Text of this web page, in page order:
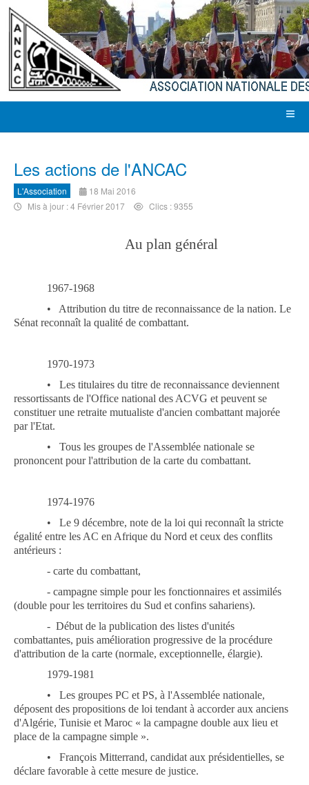
Les actions de l'ANCAC
L'Association
18 Mai 2016
Mis à jour : 4 Février 2017
Clics : 9355
Au plan général
1967-1968
•
Attribution du titre de reconnaissance de la nation. Le
Sénat reconnaît la qualité de combattant.
1970-1973
•
Les titulaires du titre de reconnaissance deviennent
ressortissants de l'Office national des ACVG et peuvent se
constituer une retraite mutualiste d'ancien combattant majorée
par l'Etat.
•
Tous les groupes de l'Assemblée nationale se
prononcent pour l'attribution de la carte du combattant.
1974-1976
•
Le 9 décembre, note de la loi qui reconnaît la stricte
égalité entre les AC en Afrique du Nord et ceux des conflits
antérieurs :
- carte du combattant,
- campagne simple pour les fonctionnaires et assimilés
(double pour les territoires du Sud et confins sahariens).
- Début de la publication des listes d'unités
combattantes, puis amélioration progressive de la procédure
d'attribution de la carte (normale, exceptionnelle, élargie).
1979-1981
•
Les groupes PC et PS, à l'Assemblée nationale,
déposent des propositions de loi tendant à accorder aux anciens
d'Algérie, Tunisie et Maroc « la campagne double aux lieu et
place de la campagne simple ».
•
François Mitterrand, candidat aux présidentielles, se
déclare favorable à cette mesure de justice.